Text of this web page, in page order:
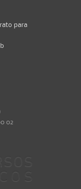
para
02